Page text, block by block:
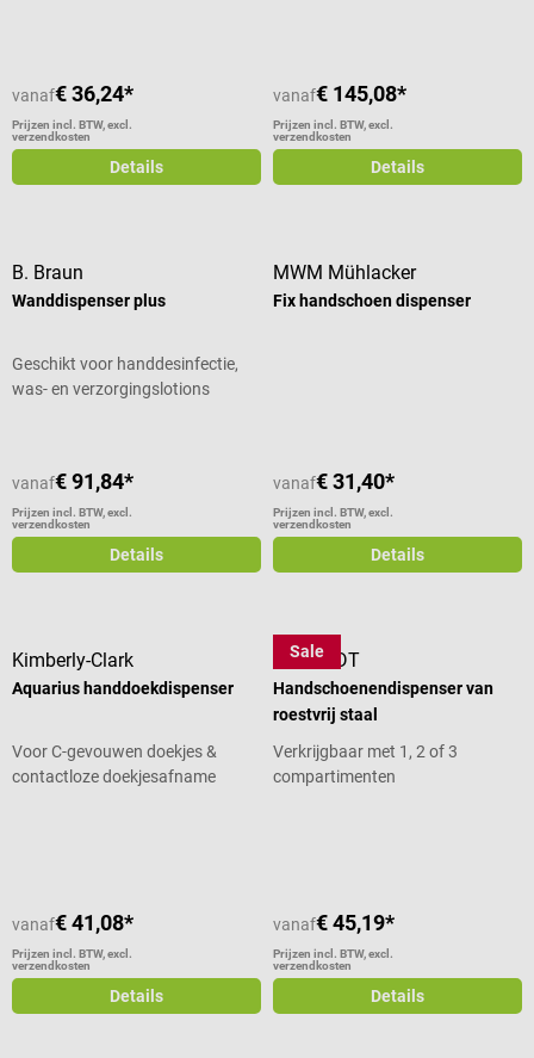
vanaf€ 36,24*
Prijzen incl. BTW, excl.
verzendkosten
Details
vanaf€ 145,08*
Prijzen incl. BTW, excl.
verzendkosten
Details
B. Braun
Wanddispenser plus
Geschikt voor handdesinfectie,
was- en verzorgingslotions
vanaf€ 91,84*
Prijzen incl. BTW, excl.
verzendkosten
Details
MWM Mühlacker
Fix handschoen dispenser
vanaf€ 31,40*
Prijzen incl. BTW, excl.
verzendkosten
Details
Kimberly-Clark
Aquarius handdoekdispenser
Voor C-gevouwen doekjes &
contactloze doekjesafname
vanaf€ 41,08*
Prijzen incl. BTW, excl.
verzendkosten
Details
Sale
OPHARDT
Handschoenendispenser van
roestvrij staal
Verkrijgbaar met 1, 2 of 3
compartimenten
vanaf€ 45,19*
Prijzen incl. BTW, excl.
verzendkosten
Details